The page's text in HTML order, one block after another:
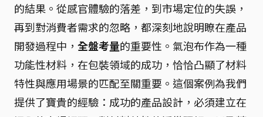
的結果。從感官體驗的落差，到市場定位的失誤，
再到對消費者需求的忽略，都深刻地說明瞭在產品
開發過程中， 全盤考量的重要性。氣泡布作為一種
功能性材料，在包裝領域的成功，恰恰凸顯了材料
特性與應用場景的匹配至關重要。這個案例為我們
提供了寶貴的經驗：成功的產品設計，必須建立在